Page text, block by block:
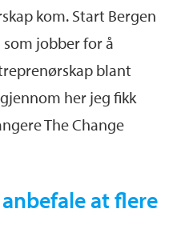
kom. Start Bergen
jobber for å
blant
her jeg fikk
The Change
at flere